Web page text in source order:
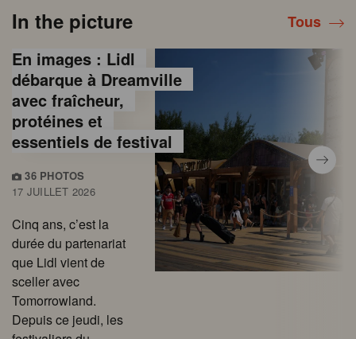
In the picture Tous
En images : Lidl
débarque à Dreamville
avec fraîcheur,
protéines et
essentiels de festival
36 PHOTOS
17 JUILLET 2026
Cinq ans, c’est la
durée du partenariat
que Lidl vient de
sceller avec
Tomorrowland.
Depuis ce jeudi, les